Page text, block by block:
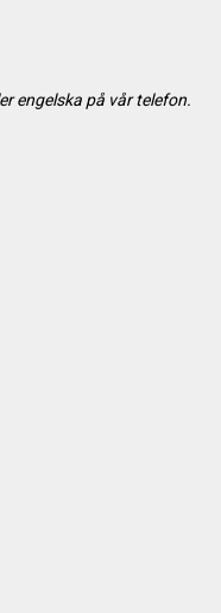
engelska på vår telefon.